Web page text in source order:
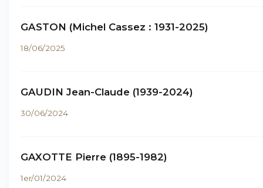
GASTON (Michel Cassez : 1931-2025)
18/06/2025
GAUDIN Jean-Claude (1939-2024)
30/06/2024
GAXOTTE Pierre (1895-1982)
1er/01/2024